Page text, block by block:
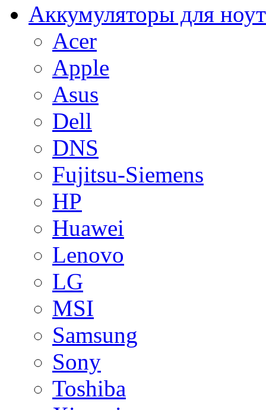
Аккумуляторы для
Acer
Apple
Asus
Dell
DNS
Fujitsu-Siemens
HP
Huawei
Lenovo
LG
MSI
Samsung
Sony
Toshiba